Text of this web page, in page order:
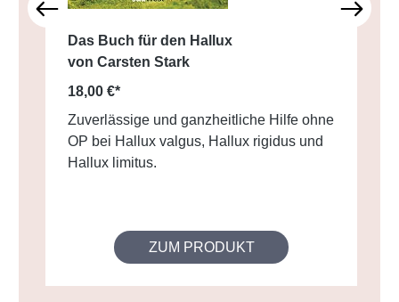
Das Buch für den Hallux
von Carsten Stark
18,00 €*
Zuverlässige und ganzheitliche Hilfe ohne
OP bei Hallux valgus, Hallux rigidus und
Hallux limitus.
ZUM PRODUKT